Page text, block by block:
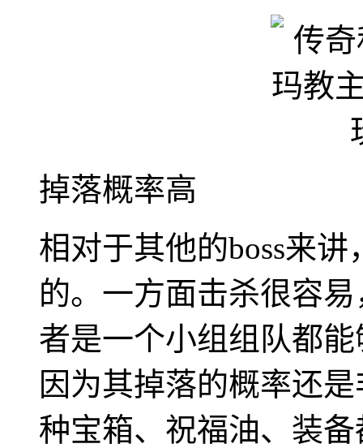
掉落概率高
相对于其他的boss来
的。一方面击杀很容
者是一个小组组队都
因为其掉落的概率还
种宝箱、祝福油、装